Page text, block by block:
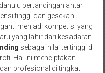
pertandingan antar
tinggi dan gesekan
menjadi kompetisi yang
yang lahir dari kesadaran
sebagai nilai tertinggi di
Hal ini menciptakan
profesional di tingkat